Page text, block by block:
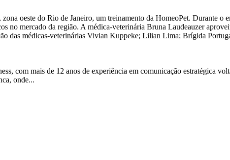
oeste do Rio de Janeiro, um treinamento da HomeoPet. Durante o
no mercado da região. A médica-veterinária Bruna Laudeauzer
das médicas-veterinárias Vivian Kuppeke; Lilian Lima; Brígida
com mais de 12 anos de experiência em comunicação estratégica
onde...